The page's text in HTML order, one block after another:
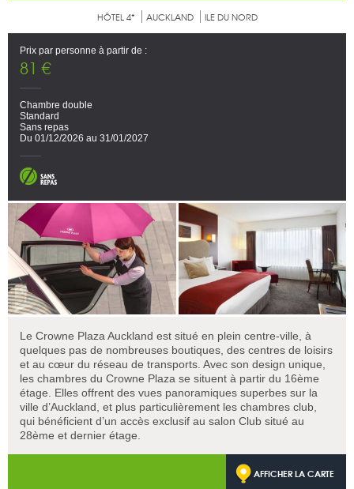
HÔTEL 4* AUCKLAND ILE DU NORD
Prix par personne à partir de :
81 €
Chambre double
Standard
Sans repas
Du 01/12/2026 au 31/01/2027
Le Crowne Plaza Auckland est situé en plein centre-ville, à
quelques pas de nombreuses boutiques, des centres de loisirs
et au cœur du réseau de transports. Avec son design unique,
les chambres du Crowne Plaza se situent à partir du 16ème
étage. Elles offrent des vues panoramiques superbes sur la
ville d’Auckland, et plus particulièrement les chambres club,
qui bénéficient d’un accès exclusif au salon Club situé au
28ème et dernier étage.
AFFICHER LA CARTE